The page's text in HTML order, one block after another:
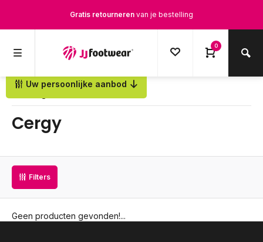
Gratis retourneren van je bestelling
0
Uw persoonlijke aanbod
Cergy
Filters
Geen producten gevonden!...